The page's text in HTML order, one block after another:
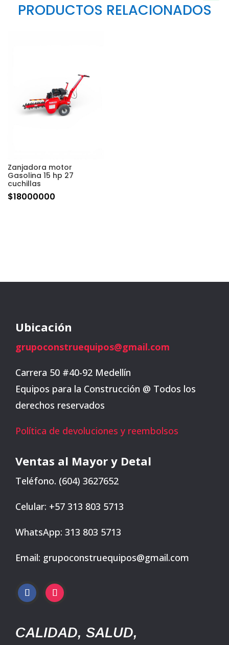
PRODUCTOS RELACIONADOS
Zanjadora motor
Gasolina 15 hp 27
cuchillas
$18000000
Ubicación
grupoconstruequipos@gmail.com
Carrera 50 #40-92 Medellín
Equipos para la Construcción @ Todos los
derechos reservados
Política de devoluciones y reembolsos
Ventas al Mayor y Detal
Teléfono. (604) 3627652
Celular: +57 313 803 5713
WhatsApp: 313 803 5713
Email: grupoconstruequipos@gmail.com
CALIDAD, SALUD,